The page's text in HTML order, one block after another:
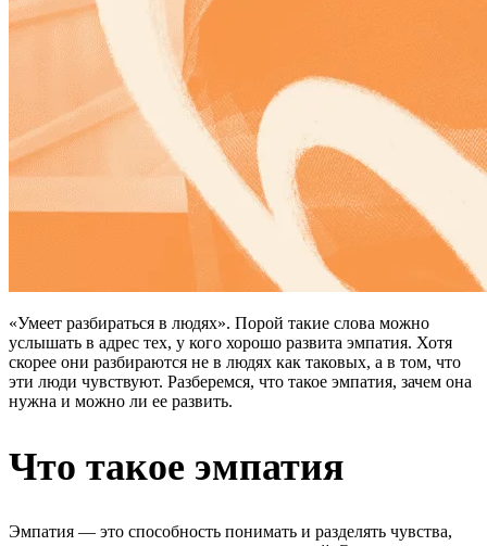
«Умеет разбираться в людях». Порой такие слова можно
услышать в адрес тех, у кого хорошо развита эмпатия. Хотя
скорее они разбираются не в людях как таковых, а в том, что
эти люди чувствуют. Разберемся, что такое эмпатия, зачем она
нужна и можно ли ее развить.
Что такое эмпатия
Эмпатия — это способность понимать и разделять чувства,